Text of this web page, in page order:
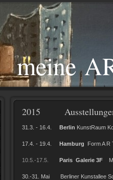
meine
2015 Ausstellungen
31.3. - 16.4. Berlin KunstRaum
17.4. - 19.4. Hamburg Form A R
10.5.-17.5. Paris Galerie 3F
30.-31. Mai Berliner Kunstallee